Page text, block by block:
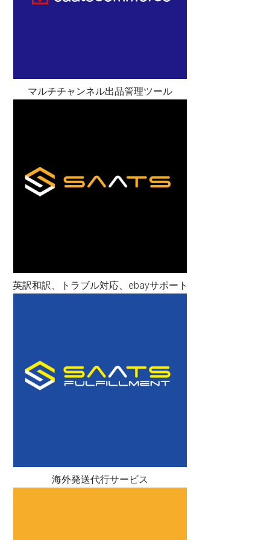
マルチチャンネル出品管理ツール
英訳和訳、トラブル対応、ebayサポート
海外発送代行サービス